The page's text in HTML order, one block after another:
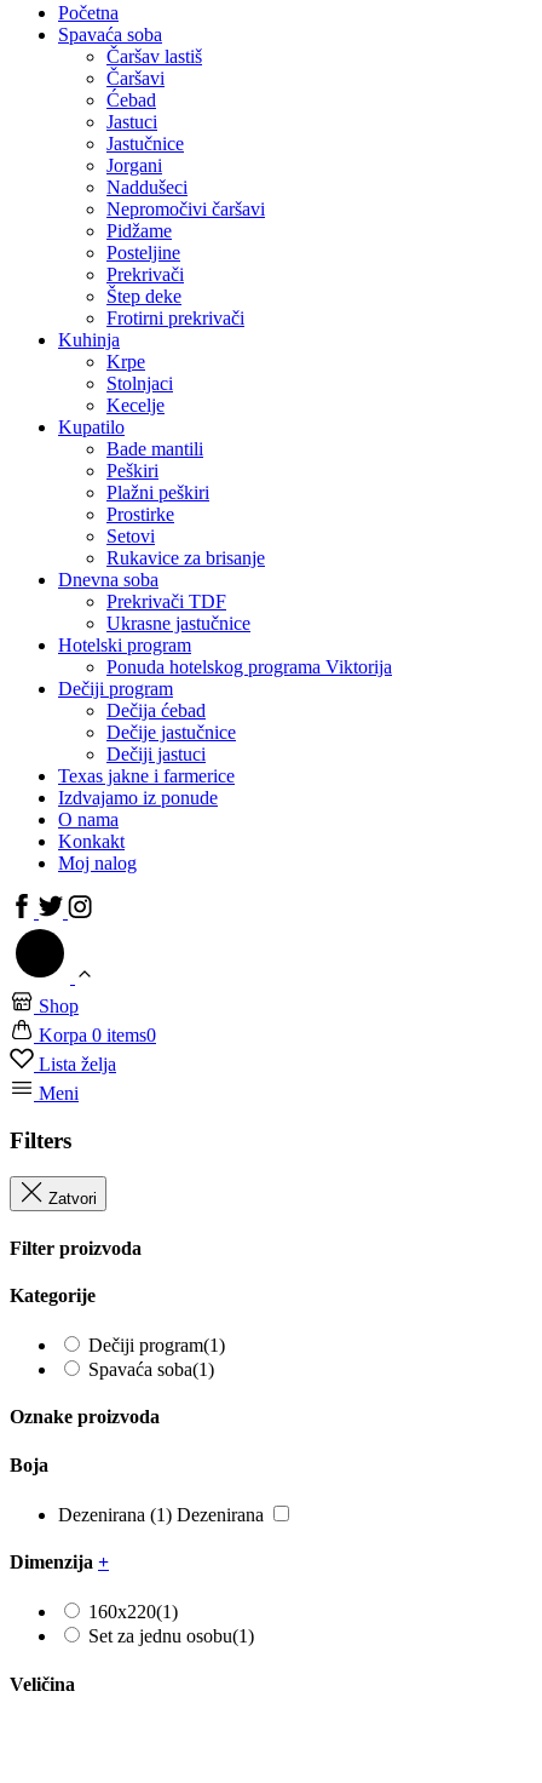
Početna
Spavaća soba
Čaršav lastiš
Čaršavi
Ćebad
Jastuci
Jastučnice
Jorgani
Naddušeci
Nepromočivi čaršavi
Pidžame
Posteljine
Prekrivači
Štep deke
Frotirni prekrivači
Kuhinja
Krpe
Stolnjaci
Kecelje
Kupatilo
Bade mantili
Peškiri
Plažni peškiri
Prostirke
Setovi
Rukavice za brisanje
Dnevna soba
Prekrivači TDF
Ukrasne jastučnice
Hotelski program
Ponuda hotelskog programa Viktorija
Dečiji program
Dečija ćebad
Dečije jastučnice
Dečiji jastuci
Texas jakne i farmerice
Izdvajamo iz ponude
O nama
Konkakt
Moj nalog
Shop
Korpa 0 items0
Lista želja
Meni
Filters
Zatvori
Filter proizvoda
Kategorije
Dečiji program(1)
Spavaća soba(1)
Oznake proizvoda
Boja
Dezenirana (1) Dezenirana
Dimenzija +
160x220(1)
Set za jednu osobu(1)
Veličina